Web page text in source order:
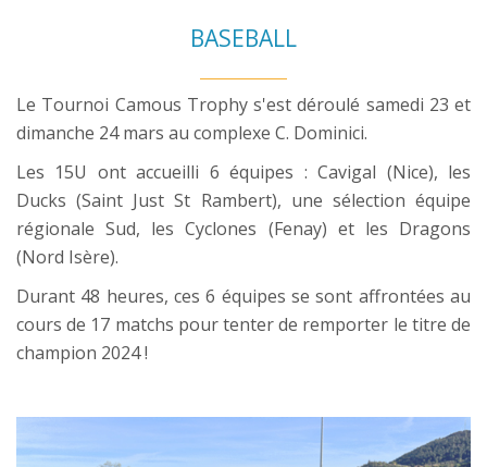
BASEBALL
Le Tournoi Camous Trophy s'est déroulé samedi 23 et
dimanche 24 mars au complexe C. Dominici.
Les 15U ont accueilli 6 équipes : Cavigal (Nice), les
Ducks (Saint Just St Rambert), une sélection équipe
régionale Sud, les Cyclones (Fenay) et les Dragons
(Nord Isère).
Durant 48 heures, ces 6 équipes se sont affrontées au
cours de 17 matchs pour tenter de remporter le titre de
champion 2024 !